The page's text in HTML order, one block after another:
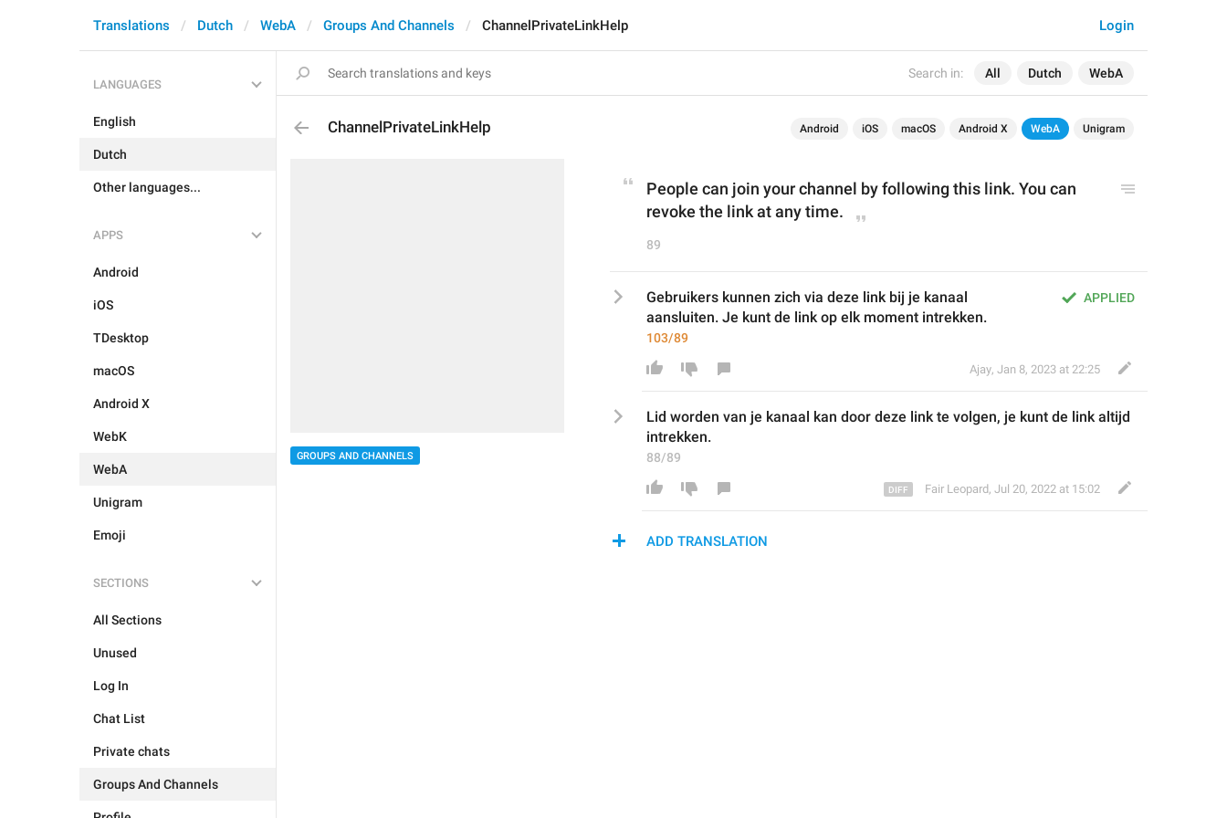
Search in: All Dutch WebA
Login
Translations Dutch WebA Groups And Channels ChannelPrivateLinkHelp
LANGUAGES
English
Dutch
Other languages...
APPS
Android
iOS
TDesktop
macOS
Android X
WebK
WebA
Unigram
Emoji
SECTIONS
All Sections
Unused
Log In
Chat List
Private chats
Groups And Channels
ChannelPrivateLinkHelp Android iOS macOS Android X WebA Unigram
GROUPS AND CHANNELS
People can join your channel by following this link. You can
revoke the link at any time.
89
APPLIED
Gebruikers kunnen zich via deze link bij je kanaal
aansluiten. Je kunt de link op elk moment intrekken.
103/89
Ajay, Jan 8, 2023 at 22:25
Lid worden van je kanaal kan door deze link te volgen, je kunt de link altijd
intrekken.
88/89
Fair Leopard, Jul 20, 2022 at 15:02
ADD TRANSLATION